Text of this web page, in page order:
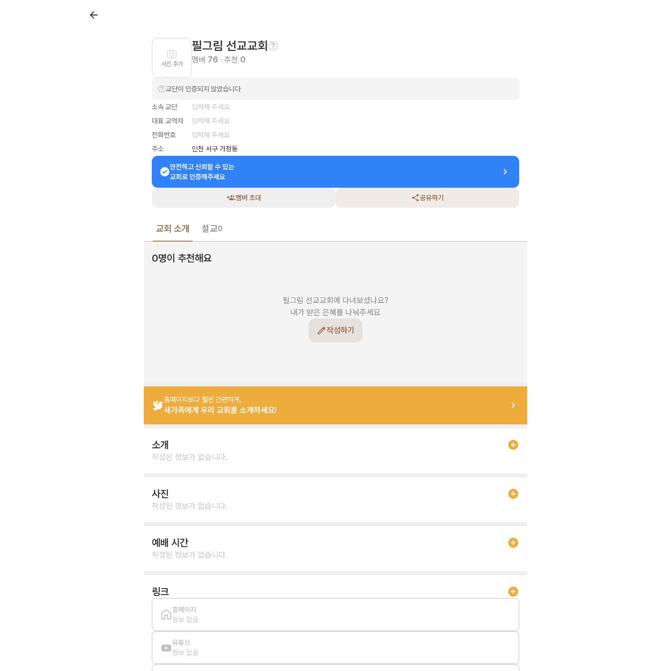
사진 추가
필그림 선교교회
멤버 76 · 추천 0
교단이 인증되지 않았습니다
소속 교단
입력해 주세요
대표 교역자
입력해 주세요
전화번호
입력해 주세요
주소
인천 서구 가정동
안전하고 신뢰할 수 있는
교회로 인증해주세요
멤버 초대 공유하기
교회 소개 설교0
0명이 추천해요
필그림 선교교회에 다녀보셨나요?
내가 받은 은혜를 나눠주세요
작성하기
홈페이지보다 훨씬 간편하게,
새가족에게 우리 교회를 소개하세요!
소개
작성된 정보가 없습니다.
사진
작성된 정보가 없습니다.
예배 시간
작성된 정보가 없습니다.
링크
홈페이지
정보 없음
유튜브
정보 없음